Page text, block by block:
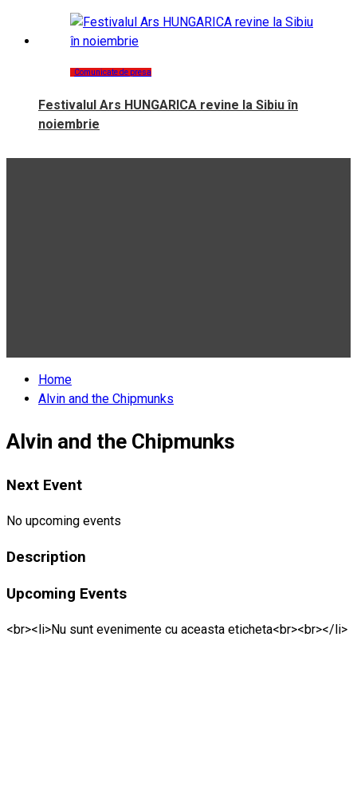
Comunicate de presa
Festivalul Ars HUNGARICA revine la Sibiu în
noiembrie
Home
Alvin and the Chipmunks
Alvin and the Chipmunks
Next Event
No upcoming events
Description
Upcoming Events
<br><li>Nu sunt evenimente cu aceasta eticheta<br><br></li>